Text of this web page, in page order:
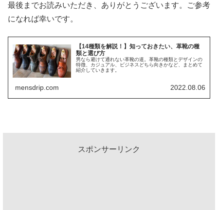
最後までお読みいただき、ありがとうございます。ご参考
になれば幸いです。
【14種類を解説！】知っておきたい、革靴の種
類と選び方
男なら避けて通れない革靴の道。革靴の種類とデザインの
特徴、カジュアル、ビジネスどちら向きかなど、まとめて
紹介していきます。
mensdrip.com 2022.08.06
スポンサーリンク